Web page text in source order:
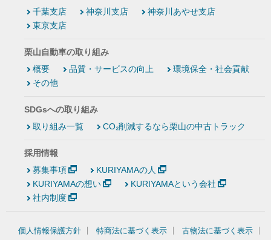
千葉支店
神奈川支店
神奈川あやせ支店
東京支店
栗山自動車の取り組み
概要
品質・サービスの向上
環境保全・社会貢献
その他
SDGsへの取り組み
取り組み一覧
CO₂削減するなら栗山の中古トラック
採用情報
募集事項
KURIYAMAの人
KURIYAMAの想い
KURIYAMAという会社
社内制度
個人情報保護方針 特商法に基づく表示
古物法に基づく表示